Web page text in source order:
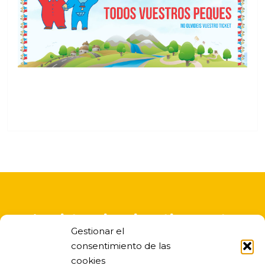
Gestionar el
consentimiento de las
cookies
A asistencia educativa nesta
escola infantil é gratuita